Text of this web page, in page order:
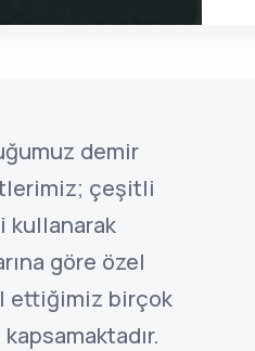
demir
çeşitli
kullanarak
göre özel
ettiğimiz birçok